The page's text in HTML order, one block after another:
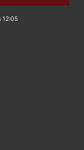
12:05